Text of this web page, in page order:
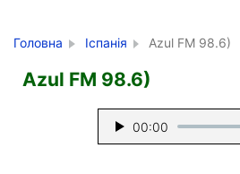
Головна Іспанія Azul FM 98.6)
Azul FM 98.6)
00:00